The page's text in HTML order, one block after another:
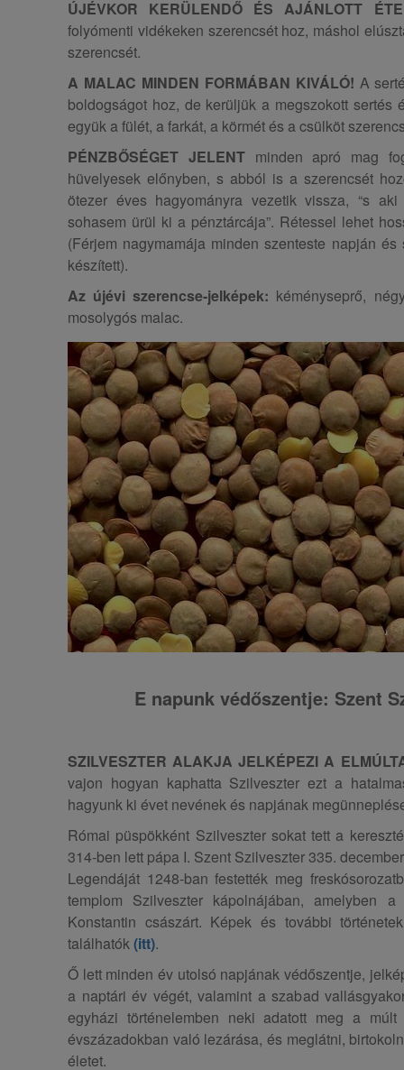
ÚJÉVKOR KERÜLENDŐ ÉS AJÁNLOTT
folyómenti vidékeken szerencsét hoz, máshol
szerencsét.
A MALAC MINDEN FORMÁBAN KIVÁLÓ! A
boldogságot hoz, de kerüljük a megszokott sertés
együk a fülét, a farkát, a körmét és a csülköt
PÉNZBŐSÉGET JELENTminden apró mag
hüvelyesek előnyben, s abból is a szerencsét
ötezer éves hagyományra vezetik vissza, “s
sohasem ürül ki a pénztárcája”. Rétessel lehet
(Férjem nagymamája minden szenteste napján és
készített).
Az újévi szerencse-jelképek: kéményseprő,
mosolygós malac.
E napunk védőszentje: Szent
SZILVESZTER ALAKJA JELKÉPEZI A
vajon hogyan kaphatta Szilveszter ezt a
hagyunk ki évet nevének és napjának
Római püspökként Szilveszter sokat tett a
314-ben lett pápa I. Szent Szilveszter 335.
Legendáját 1248-ban festették meg
templom Szilveszter kápolnájában, amelyben
Konstantin császárt. Képek és további
találhatók(itt).
Ő lett minden év utolsó napjának védőszentje,
a naptári év végét, valamint a szabad
egyházi történelemben neki adatott meg a
évszázadokban való lezárása, és meglátni,
életet.